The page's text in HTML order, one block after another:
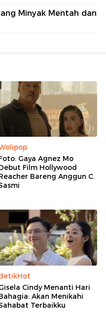
Minyak Mentah dan
Gaya Agnez Mo
Film Hollywood
Bareng Anggun C.
Cindy Menanti Hari
Akan Menikahi
Terbaikku